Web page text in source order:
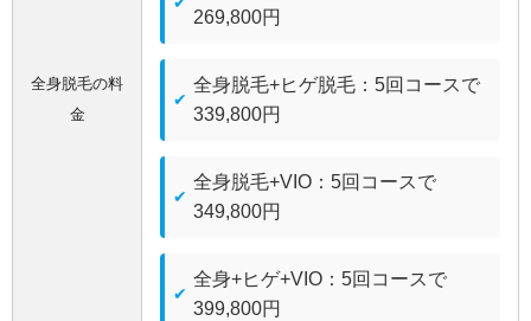
全身脱毛の料
金
269,800円
全身脱毛+ヒゲ脱毛：5回コースで
339,800円
全身脱毛+VIO：5回コースで
349,800円
全身+ヒゲ+VIO：5回コースで
399,800円